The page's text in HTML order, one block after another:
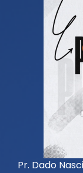
Pr. Dado